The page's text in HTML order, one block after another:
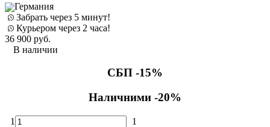
Германия
Забрать через 5 минут!
Курьером через 2 часа!
36 900 руб.
В наличии
СБП -15%
Наличними -20%
1 1